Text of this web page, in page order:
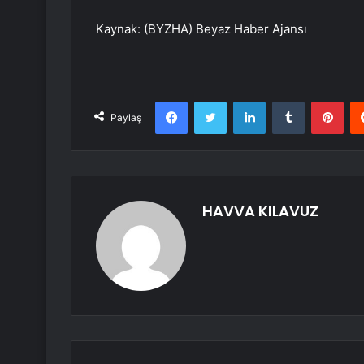
Kaynak: (BYZHA) Beyaz Haber Ajansı
Paylaş
FacebookTwitter LinkedInTumblr
HAVVA KILAVUZ